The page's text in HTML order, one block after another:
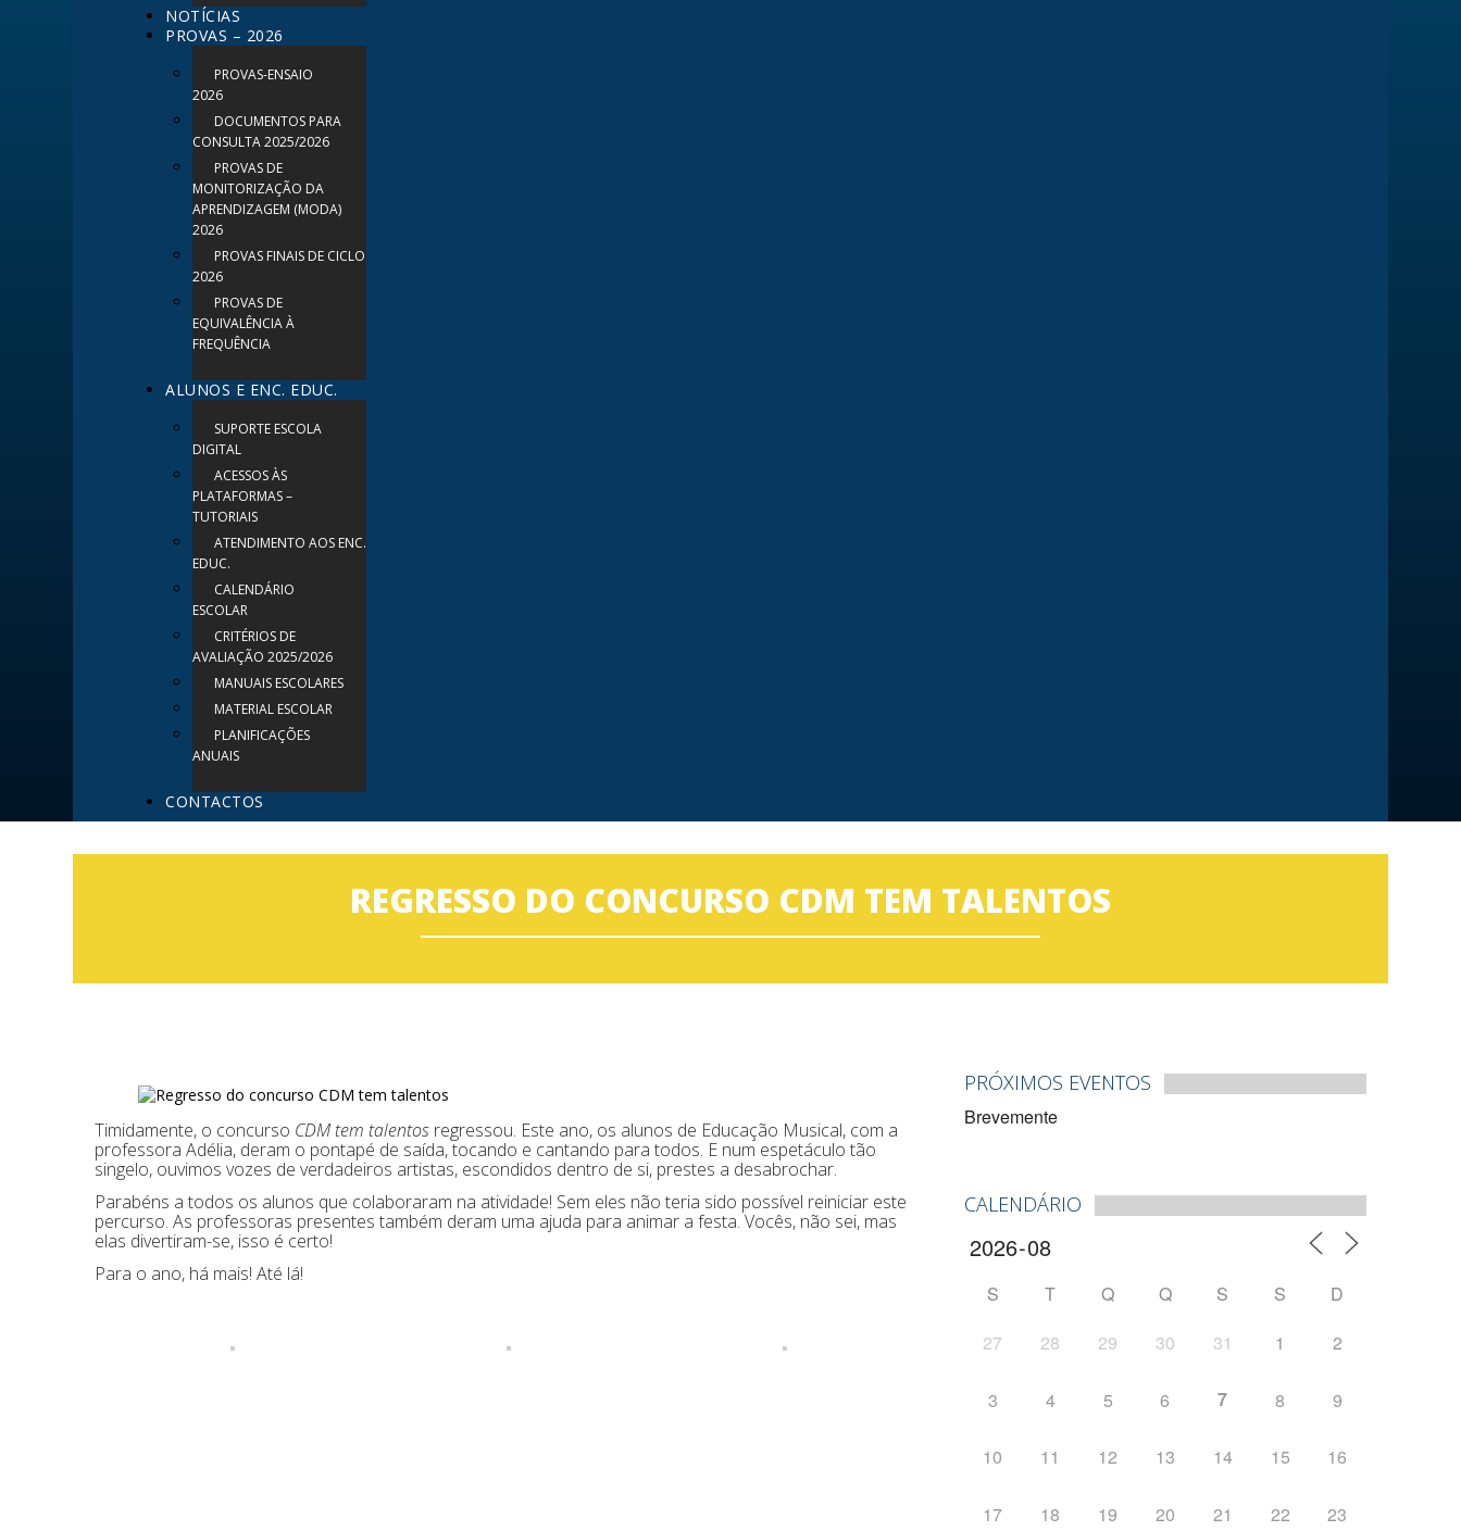
NOTÍCIAS
PROVAS – 2026
PROVAS-ENSAIO
2026
DOCUMENTOS PARA
CONSULTA 2025/2026
PROVAS DE
MONITORIZAÇÃO DA
APRENDIZAGEM (MODA)
2026
PROVAS FINAIS DE CICLO
2026
PROVAS DE
EQUIVALÊNCIA À
FREQUÊNCIA
ALUNOS E ENC. EDUC.
SUPORTE ESCOLA
DIGITAL
ACESSOS ÀS
PLATAFORMAS –
TUTORIAIS
ATENDIMENTO AOS ENC.
EDUC.
CALENDÁRIO
ESCOLAR
CRITÉRIOS DE
AVALIAÇÃO 2025/2026
MANUAIS ESCOLARES
MATERIAL ESCOLAR
PLANIFICAÇÕES
ANUAIS
CONTACTOS
REGRESSO DO CONCURSO CDM TEM TALENTOS
Timidamente, o concurso CDM tem talentos regressou. Este ano, os alunos de Educação Musical, com a
professora Adélia, deram o pontapé de saída, tocando e cantando para todos. E num espetáculo tão
singelo, ouvimos vozes de verdadeiros artistas, escondidos dentro de si, prestes a desabrochar.
Parabéns a todos os alunos que colaboraram na atividade! Sem eles não teria sido possível reiniciar este
percurso. As professoras presentes também deram uma ajuda para animar a festa. Vocês, não sei, mas
elas divertiram-se, isso é certo!
Para o ano, há mais! Até lá!
PRÓXIMOS EVENTOS
Brevemente
CALENDÁRIO
S T Q Q S S
D
27
28 29 30 31 1 2
3 4 5 6 7 8 9
10 11 12 13 14 15 16
17 18 19 20 21 22 23